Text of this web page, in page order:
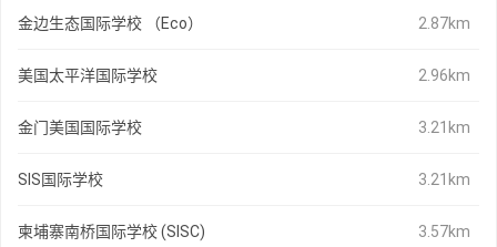
金边生态国际学校 （Eco） 2.87km
美国太平洋国际学校 2.96km
金门美国国际学校 3.21km
SIS国际学校 3.21km
柬埔寨南桥国际学校 (SISC) 3.57km